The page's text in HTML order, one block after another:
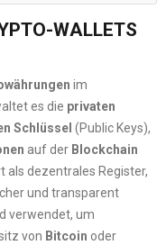
WALLETS
im
es die privaten
Schlüssel (Public Keys),
auf der Blockchain
als dezentrales Register,
und transparent
verwendet, um
von Bitcoin oder